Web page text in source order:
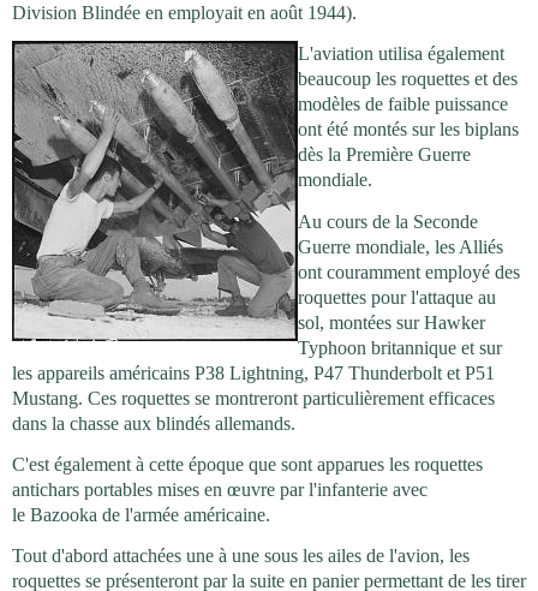
Division Blindée en employait en août 1944).
L'aviation utilisa également
beaucoup les roquettes et des
modèles de faible puissance
ont été montés sur les biplans
dès la Première Guerre
mondiale.
Au cours de la Seconde
Guerre mondiale, les Alliés
ont couramment employé des
roquettes pour l'attaque au
sol, montées sur Hawker
Typhoon britannique et sur
les appareils américains P38 Lightning, P47 Thunderbolt et P51
Mustang. Ces roquettes se montreront particulièrement efficaces
dans la chasse aux blindés allemands.
C'est également à cette époque que sont apparues les roquettes
antichars portables mises en œuvre par l'infanterie avec
le Bazooka de l'armée américaine.
Tout d'abord attachées une à une sous les ailes de l'avion, les
roquettes se présenteront par la suite en panier permettant de les tirer